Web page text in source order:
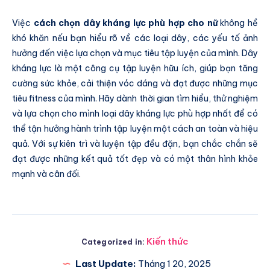
Việc cách chọn dây kháng lực phù hợp cho nữkhông hề
khó khăn nếu bạn hiểu rõ về các loại dây, các yếu tố ảnh
hưởng đến việc lựa chọn và mục tiêu tập luyện của mình. Dây
kháng lực là một công cụ tập luyện hữu ích, giúp bạn tăng
cường sức khỏe, cải thiện vóc dáng và đạt được những mục
tiêu fitness của mình. Hãy dành thời gian tìm hiểu, thử nghiệm
và lựa chọn cho mình loại dây kháng lực phù hợp nhất để có
thể tận hưởng hành trình tập luyện một cách an toàn và hiệu
quả. Với sự kiên trì và luyện tập đều đặn, bạn chắc chắn sẽ
đạt được những kết quả tốt đẹp và có một thân hình khỏe
mạnh và cân đối.
Categorized in: Kiến thức
Last Update: Tháng 1 20, 2025